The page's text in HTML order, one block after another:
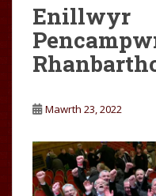
Enillwyr
Mawrth 23, 2022